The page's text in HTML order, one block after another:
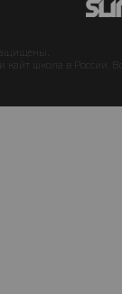
школа в России.